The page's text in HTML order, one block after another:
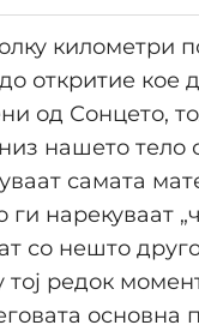
километри
откритие кое
од Сонцето,
нашето тело
самата
нарекуваат
со нешто
тој редок
основна